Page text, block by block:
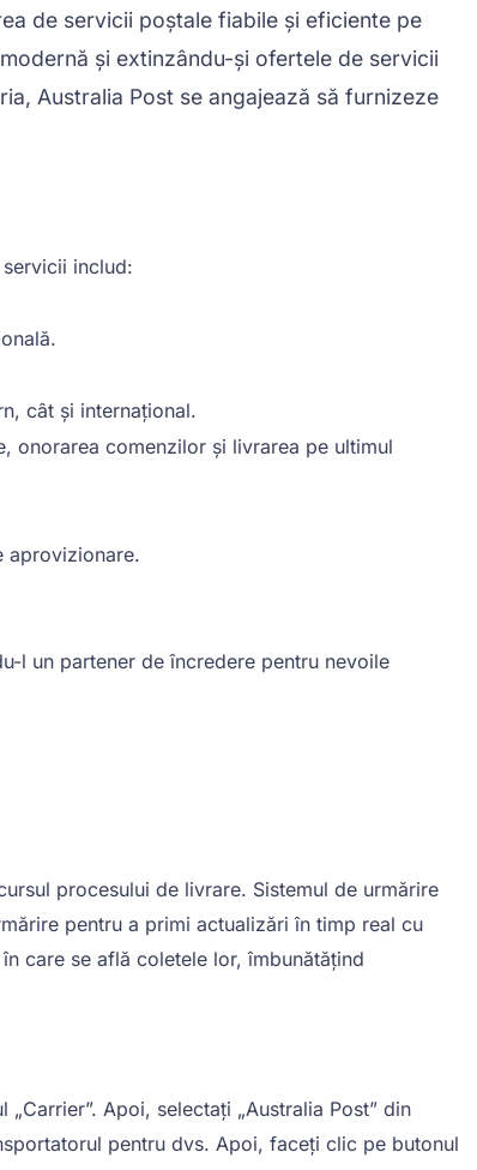
de servicii poștale fiabile și eficiente pe
și extinzându-și ofertele de servicii
Australia Post se angajează să furnizeze
includ:
cât și internațional.
onorarea comenzilor și livrarea pe ultimul
aprovizionare.
l un partener de încredere pentru nevoile
procesului de livrare. Sistemul de urmărire
pentru a primi actualizări în timp real cu
care se află coletele lor, îmbunătățind
Apoi, selectați „Australia Post” din
pentru dvs. Apoi, faceți clic pe butonul